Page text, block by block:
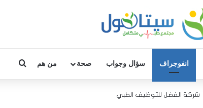
انفوجراف سؤال وجواب صحة من هم
شركة الفضل للتوظيف الطبي